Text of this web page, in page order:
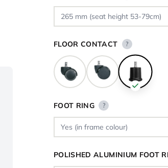
FLOOR CONTACT ?
FOOT RING ?
POLISHED ALUMINIUM FOOT